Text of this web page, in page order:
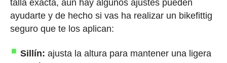
talla exacta, aún hay algunos ajustes pueden
ayudarte y de hecho si vas ha realizar un bikefittig
seguro que te los aplican:
Sillín: ajusta la altura para mantener una ligera